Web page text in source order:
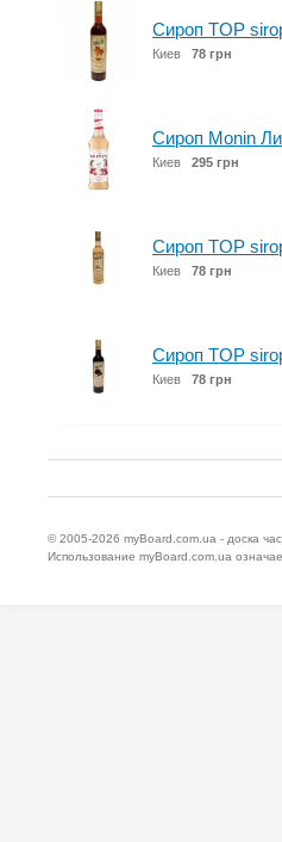
Сироп TOP
Киев 78 грн
Сироп Monin
Киев 295 грн
Сироп TOP
Киев 78 грн
Сироп TOP
Киев 78 грн
© 2005-2026 myBoard.com.ua - доска
Использование myBoard.com.ua